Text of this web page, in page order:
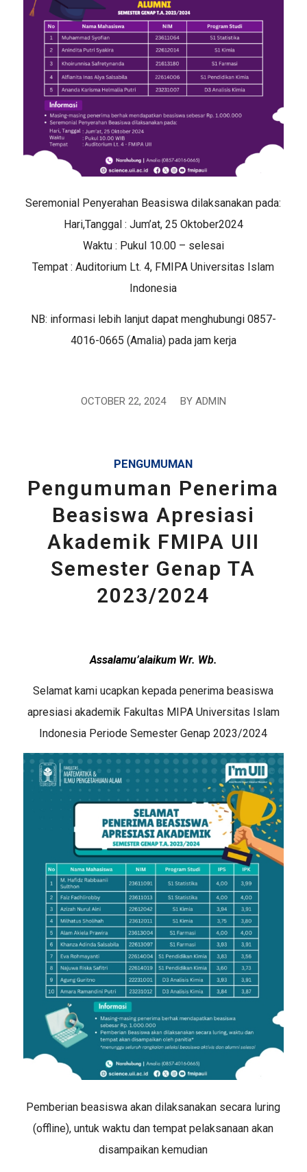
Seremonial Penyerahan Beasiswa dilaksanakan pada:
Hari,Tanggal : Jum’at, 25 Oktober2024
Waktu : Pukul 10.00 – selesai
Tempat : Auditorium Lt. 4, FMIPA Universitas Islam
Indonesia
NB: informasi lebih lanjut dapat menghubungi 0857-
4016-0665 (Amalia) pada jam kerja
OCTOBER 22, 2024
/ BY ADMIN
PENGUMUMAN
Pengumuman Penerima
Beasiswa Apresiasi
Akademik FMIPA UII
Semester Genap TA
2023/2024
Assalamu’alaikum Wr. Wb.
Selamat kami ucapkan kepada penerima beasiswa
apresiasi akademik Fakultas MIPA Universitas Islam
Indonesia Periode Semester Genap 2023/2024
Pemberian beasiswa akan dilaksanakan secara luring
(offline), untuk waktu dan tempat pelaksanaan akan
disampaikan kemudian